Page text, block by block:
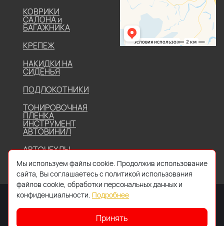
КОВРИКИ
САЛОНА и
БАГАЖНИКА
КРЕПЕЖ
НАКИДКИ НА
СИДЕНЬЯ
ПОДЛОКОТНИКИ
ТОНИРОВОЧНАЯ
ПЛЕНКА
ИНСТРУМЕНТ
АВТОВИНИЛ
АВТОЧЕХЛЫ
Мы используем файлы cookie. Продолжив использование
сайта, Вы соглашаетесь с политикой использования
файлов cookie, обработки персональных данных и
конфиденциальности. Подробнее
Принять